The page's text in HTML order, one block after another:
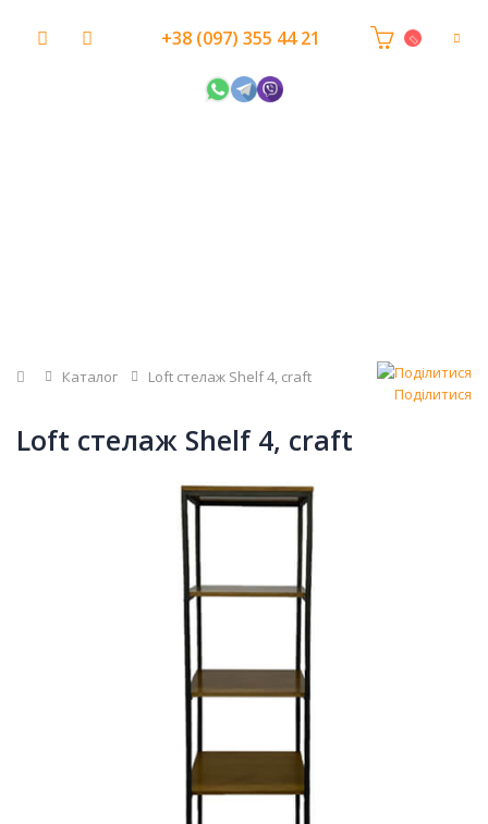
+38 (097) 355 44 21
Головна
Каталог
Loft стелаж Shelf 4, craft
Поділитися
Loft стелаж Shelf 4, craft